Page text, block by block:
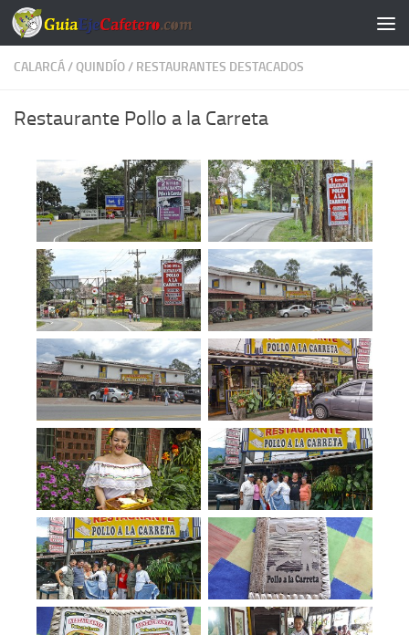
Saltar al contenido
CALARCÁ/QUINDÍO/ RESTAURANTES DESTACADOS
Restaurante Pollo a la Carreta